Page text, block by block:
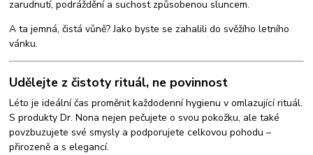
zarudnutí, podráždění a suchost způsobenou sluncem.
A ta jemná, čistá vůně? Jako byste se zahalili do svěžího letního
vánku.
Udělejte z čistoty rituál, ne povinnost
Léto je ideální čas proměnit každodenní hygienu v omlazující rituál.
S produkty Dr. Nona nejen pečujete o svou pokožku, ale také
povzbuzujete své smysly a podporujete celkovou pohodu –
přirozeně a s elegancí.